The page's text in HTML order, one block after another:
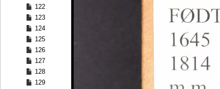
122
123
124
125
126
127
128
129